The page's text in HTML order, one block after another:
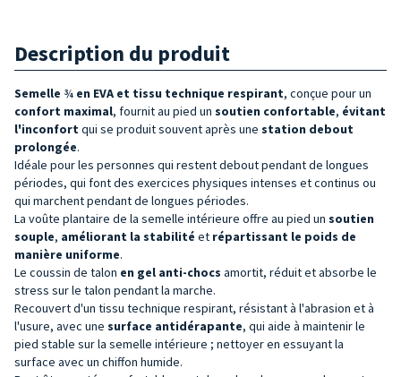
Description du produit
Semelle ¾ en EVA et tissu technique respirant, conçue pour un
confort maximal, fournit au pied un soutien confortable, évitant
l'inconfort qui se produit souvent après une station debout
prolongée.
Idéale pour les personnes qui restent debout pendant de longues
périodes, qui font des exercices physiques intenses et continus ou
qui marchent pendant de longues périodes.
La voûte plantaire de la semelle intérieure offre au pied un soutien
souple, améliorant la stabilité et répartissant le poids de
manière uniforme.
Le coussin de talon en gel anti-chocs amortit, réduit et absorbe le
stress sur le talon pendant la marche.
Recouvert d'un tissu technique respirant, résistant à l'abrasion et à
l'usure, avec une surface antidérapante, qui aide à maintenir le
pied stable sur la semelle intérieure ; nettoyer en essuyant la
surface avec un chiffon humide.